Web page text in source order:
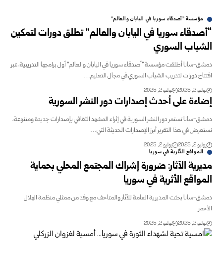
مؤسسة "أصدقاء سوريا في اليابان والعالم"
“أصدقاء سوريا في اليابان والعالم” تطلق دورات لتمكين
الشباب السوري
دمشق-سانا أطلقت مؤسسة "أصدقاء سوريا في اليابان والعالم" أول برامجها التدريبية، عبر
افتتاح دورات لتدريب الشباب السوري في مجال التعليم…
يوليو 2, 2025 يوليو 2, 2025
إضاءة على أحدث إصدارات دور النشر السورية
دمشق-سانا تستمر دور النشر السورية في إثراء المشهد الثقافي بإصدارات جديدة ومتنوعة،
نستعرض في هذا التقرير أبرز الإصدارات الحديثة التي…
يوليو 2, 2025 يوليو 2, 2025
المواقع الأثرية في سوريا
مديرية الآثار: ضرورة إشراك المجتمع المحلي بحماية
المواقع الأثرية في سوريا
دمشق-سانا بحثت المديرية العامة للآثار والمتاحف مع وفد من ممثلي منظمة الهلال
الأحمر
يوليو 2, 2025 يوليو 2, 2025